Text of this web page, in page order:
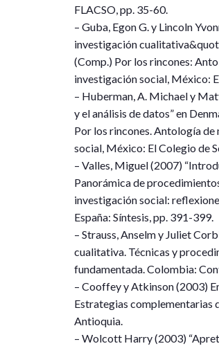
FLACSO, pp. 35-60.
– Guba, Egon G. y Lincoln
investigación
(Comp.) Por los rincones:
investigación social, México:
– Huberman, A. Michael y
y el análisis de datos” en
Por los rincones. Antología
social, México: El Colegio de
– Valles, Miguel (2007)
Panorámica de
investigación social:
España: Síntesis, pp. 391-399.
– Strauss, Anselm y Juliet
cualitativa. Técnicas y
fundamentada. Colombia:
– Cooffey y Atkinson (2003)
Estrategias complementarias
Antioquia.
– Wolcott Harry (2003)